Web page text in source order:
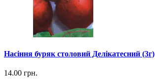
Насіння буряк столовий Делікатесний (3г)
14.00 грн.